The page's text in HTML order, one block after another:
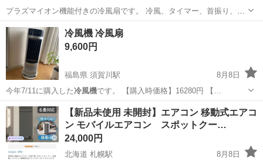
プラズマイオン機能付きの冷風扇です。 冷風、タイマー、首振り、風
量調節、モード切替など多機能なモデルです。 動作確認済みで、目立
った傷や汚れはなく、きれいな状態です。 これからの季節の暑さ対策
にいかがでしょうか。 【商品名...
群馬 前橋市 前橋駅 季節、空調家電
冷風機 冷風扇
9,600円
福島県 須賀川駅
8月8日
今年7/11に購入した冷風機です。 【購入時価格】16280円 【…
福島 須賀川市 須賀川駅 季節、空調家電 冷風機
【新品未使用 未開封】エアコン 移動式エアコ
ン モバイルエアコン スポットクー…
24,000円
北海道 札幌駅
8月8日